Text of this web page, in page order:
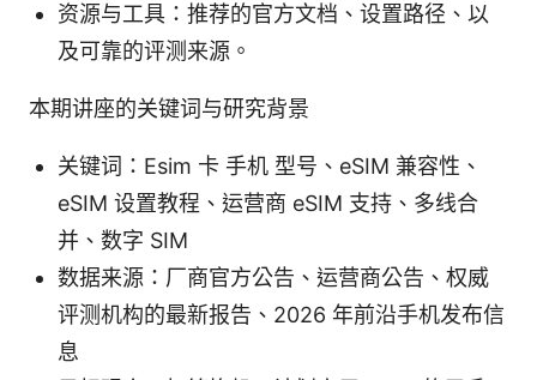
资源与工具：推荐的官方文档、设置路径、以
及可靠的评测来源。
本期讲座的关键词与研究背景
关键词：Esim 卡 手机 型号、eSIM 兼容性、
eSIM 设置教程、运营商 eSIM 支持、多线合
并、数字 SIM
数据来源：厂商官方公告、运营商公告、权威
评测机构的最新报告、2026 年前沿手机发布信
息